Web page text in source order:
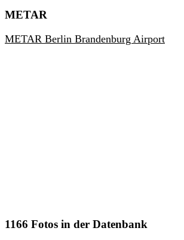
METAR
METAR Berlin Brandenburg Airport
1166 Fotos in der Datenbank